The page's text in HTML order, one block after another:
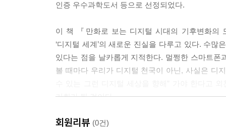
스마트폰 제조에 드는 생태 발자국은 스마트폰의
조하는 데 필요한 원자재다.
--- p.168
전자 폐기물의 무덤이 되어버린 개발도상국의 노
--- p.181
인증 우수과학도서 등으로 선정되었다.
이 책 『만화로 보는 디지털 시대의 기후변화의
‘디지털 세계’의 새로운 진실을 다루고 있다. 수많
있다는 점을 날카롭게 지적한다. 멀쩡한 스마트
볼 때마다 우리가 디지털 천국이 아닌, 사실은 디
기회가 될 것이다
회원리뷰 (0건)